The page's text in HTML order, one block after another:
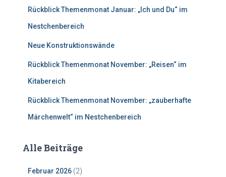
Rückblick Themenmonat Januar: „Ich und Du“ im
Nestchenbereich
Neue Konstruktionswände
Rückblick Themenmonat November: „Reisen“ im
Kitabereich
Rückblick Themenmonat November: „zauberhafte
Märchenwelt“ im Nestchenbereich
Alle Beiträge
Februar 2026 (2)